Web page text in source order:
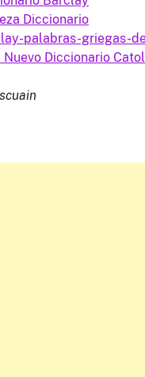
Diccionario
palabras-griegas-
Nuevo Diccionario